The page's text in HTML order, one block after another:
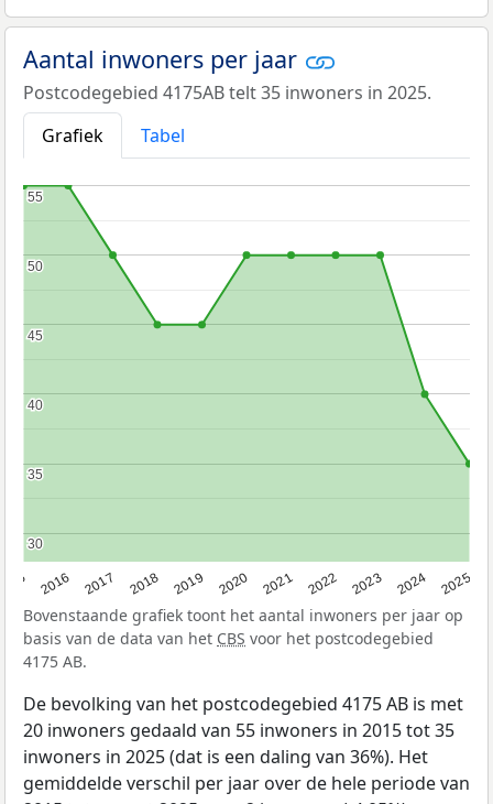
Aantal inwoners per jaar
Postcodegebied 4175AB telt 35 inwoners in 2025.
Grafiek
Tabel
2016 2017 2018 2019 2020 2021 2022 2023 2024 2025
30
30
35
35
40
40
45
45
50
50
55
55
Bovenstaande grafiek toont het aantal inwoners per jaar op
basis van de data van het CBS voor het postcodegebied
4175 AB.
De bevolking van het postcodegebied 4175 AB is met
20 inwoners gedaald van 55 inwoners in 2015 tot 35
inwoners in 2025 (dat is een daling van 36%). Het
gemiddelde verschil per jaar over de hele periode van